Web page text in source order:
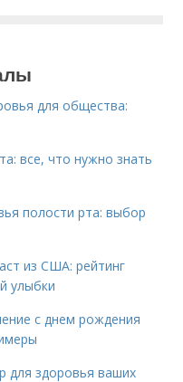
для общества:
все, что нужно знать
полости рта: выбор
из США: рейтинг
улыбки
с днем рождения
для здоровья ваших